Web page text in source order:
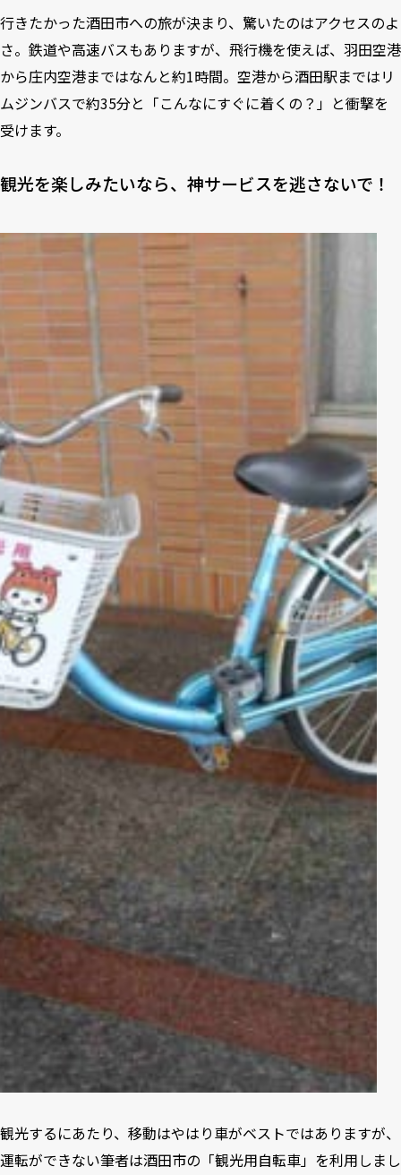
行きたかった酒田市への旅が決まり、驚いたのはアクセスのよ
さ。鉄道や高速バスもありますが、飛行機を使えば、羽田空港
から庄内空港まではなんと約1時間。空港から酒田駅まではリ
ムジンバスで約35分と「こんなにすぐに着くの？」と衝撃を
受けます。
観光を楽しみたいなら、神サービスを逃さないで！
観光するにあたり、移動はやはり車がベストではありますが、
運転ができない筆者は酒田市の「観光用自転車」を利用しまし